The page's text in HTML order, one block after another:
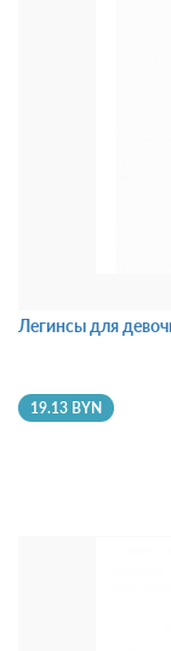
Легинсы для
19.13 BYN